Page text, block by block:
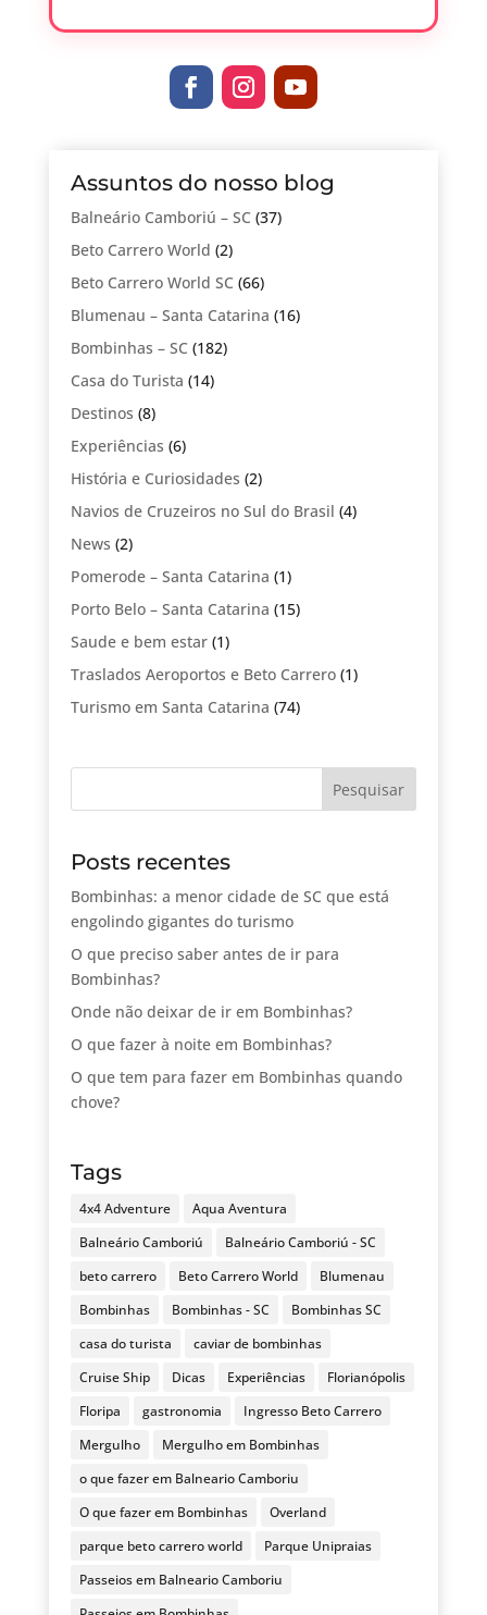
Assuntos do nosso blog
Balneário Camboriú – SC (37)
Beto Carrero World (2)
Beto Carrero World SC (66)
Blumenau – Santa Catarina (16)
Bombinhas – SC (182)
Casa do Turista (14)
Destinos (8)
Experiências (6)
História e Curiosidades (2)
Navios de Cruzeiros no Sul do Brasil (4)
News (2)
Pomerode – Santa Catarina (1)
Porto Belo – Santa Catarina (15)
Saude e bem estar(1)
Traslados Aeroportos e Beto Carrero(1)
Turismo em Santa Catarina (74)
Posts recentes
Bombinhas: a menor cidade de SC que está
engolindo gigantes do turismo
O que preciso saber antes de ir para
Bombinhas?
Onde não deixar de ir em Bombinhas?
O que fazer à noite em Bombinhas?
O que tem para fazer em Bombinhas quando
chove?
Tags
4x4 Adventure
Aqua Aventura
Balneário Camboriú
Balneário Camboriú - SC
beto carrero
Beto Carrero World
Blumenau
Bombinhas
Bombinhas - SC
Bombinhas SC
casa do turista
caviar de bombinhas
Cruise Ship
Dicas Experiências
Florianópolis
Floripa
gastronomia
Ingresso Beto Carrero
Mergulho
Mergulho em Bombinhas
o que fazer em Balneario Camboriu
O que fazer em Bombinhas
Overland
parque beto carrero world
Parque Unipraias
Passeios em Balneario Camboriu